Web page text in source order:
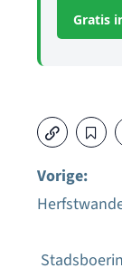
Gratis
Vorige: